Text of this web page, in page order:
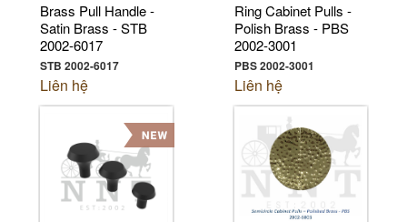
Brass Pull Handle -
Satin Brass - STB
2002-6017
STB 2002-6017
Liên hệ
Ring Cabinet Pulls -
Polish Brass - PBS
2002-3001
PBS 2002-3001
Liên hệ